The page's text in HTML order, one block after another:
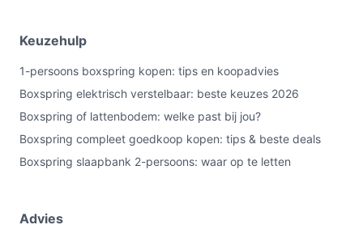
Keuzehulp
1-persoons boxspring kopen: tips en koopadvies
Boxspring elektrisch verstelbaar: beste keuzes 2026
Boxspring of lattenbodem: welke past bij jou?
Boxspring compleet goedkoop kopen: tips & beste deals
Boxspring slaapbank 2-persoons: waar op te letten
Advies